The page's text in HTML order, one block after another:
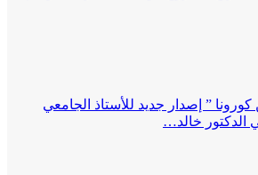
” إصدار جديد للأستاذ الجامعي
الدكتور خالد…